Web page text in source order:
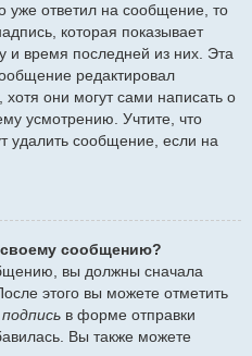
уже ответил на сообщение, то
которая показывает
и время последней из них. Эта
редактировал
они могут сами написать о
усмотрению. Учтите, что
удалить сообщение, если на
своему сообщению?
вы должны сначала
этого вы можете отметить
в форме отправки
Вы также можете